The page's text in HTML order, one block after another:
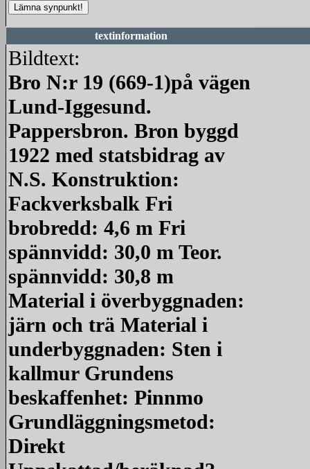
textinformation
Bildtext:
Bro N:r 19 (669-1)på vägen
Lund-Iggesund.
Pappersbron. Bron byggd
1922 med statsbidrag av
N.S. Konstruktion:
Fackverksbalk Fri
brobredd: 4,6 m Fri
spännvidd: 30,0 m Teor.
spännvidd: 30,8 m
Material i överbyggnaden:
järn och trä Material i
underbyggnaden: Sten i
kallmur Grundens
beskaffenhet: Pinnmo
Grundläggningsmetod:
Direkt